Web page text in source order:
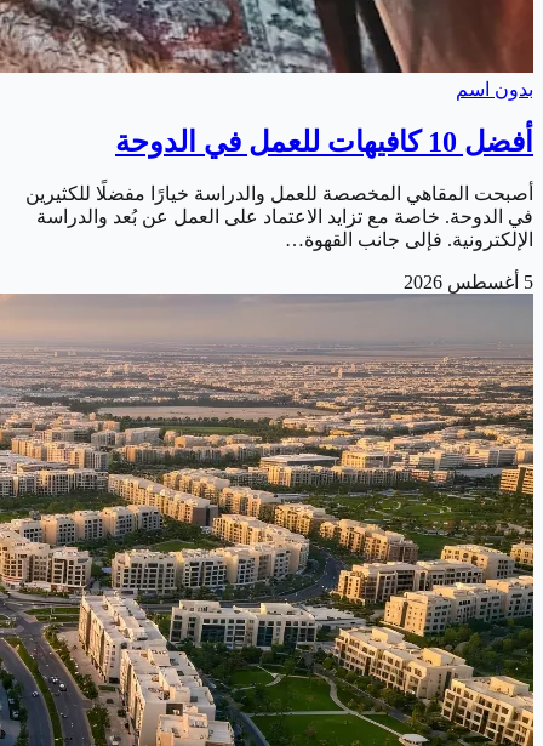
بدون اسم
أفضل 10 كافيهات للعمل في الدوحة
أصبحت المقاهي المخصصة للعمل والدراسة خيارًا مفضلًا للكثيرين
في الدوحة. خاصة مع تزايد الاعتماد على العمل عن بُعد والدراسة
الإلكترونية. فإلى جانب القهوة…
5 أغسطس 2026